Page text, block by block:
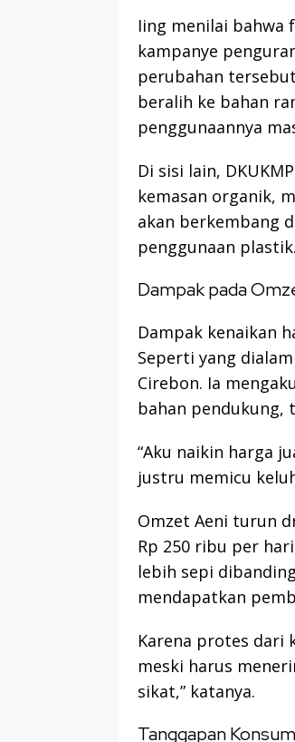
Iing menilai bahwa
kampanye
perubahan
beralih ke bahan
penggunaannya
Di sisi lain,
kemasan organik,
akan berkembang
penggunaan plastik.
Dampak pada
Dampak kenaikan
Seperti yang
Cirebon. Ia
bahan pendukung,
“Aku naikin harga
justru memicu
Omzet Aeni turun
Rp 250 ribu per
lebih sepi
mendapatkan
Karena protes dari
meski harus
sikat,” katanya.
Tanggapan